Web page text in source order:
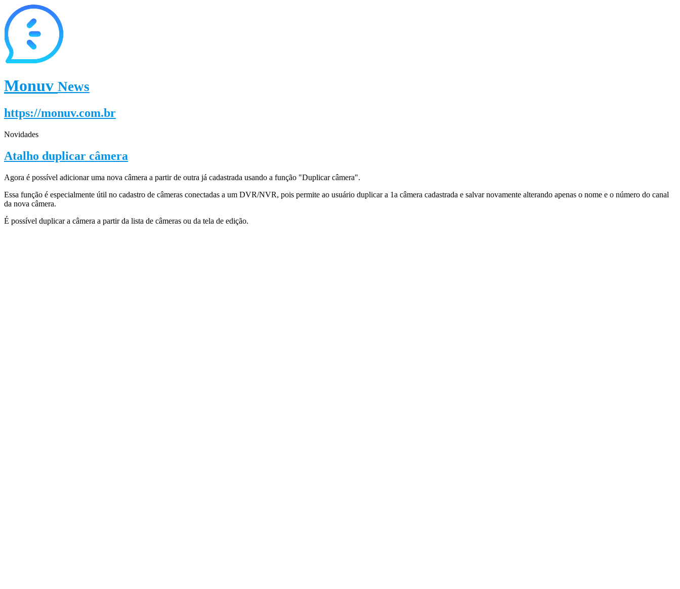
Monuv News
https://monuv.com.br
Novidades
Atalho duplicar câmera
Agora é possível adicionar uma nova câmera a partir de outra já cadastrada usando a função "Duplicar câmera".
Essa função é especialmente útil no cadastro de câmeras conectadas a um DVR/NVR, pois permite ao usuário duplicar a 1a câmera cadastrada e salvar novamente alterando apenas o nome e o número do canal
da nova câmera.
É possível duplicar a câmera a partir da lista de câmeras ou da tela de edição.